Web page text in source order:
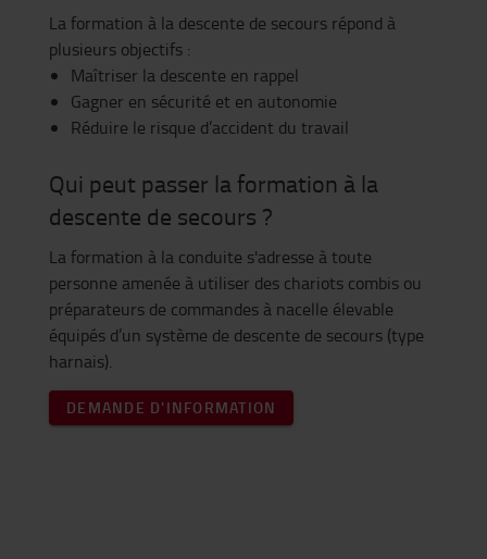
La formation à la descente de secours répond à
plusieurs objectifs :
Maîtriser la descente en rappel
Gagner en sécurité et en autonomie
Réduire le risque d’accident du travail
Qui peut passer la formation à la
descente de secours ?
La formation à la conduite s'adresse à toute
personne amenée à utiliser des chariots combis ou
préparateurs de commandes à nacelle élevable
équipés d’un système de descente de secours (type
harnais).
DEMANDE D'INFORMATION